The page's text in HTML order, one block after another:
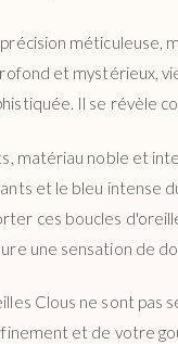
méticuleuse,
et mystérieux,
Il se révèle
matériau noble et
et le bleu intense
ces boucles
une sensation de
Clous ne sont pas
et de votre